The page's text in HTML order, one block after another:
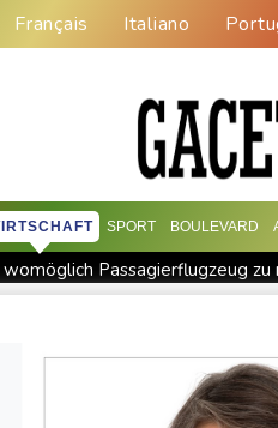
Français Italiano
SPORT BOULEVARD
Passagierflugzeug zu
"uneingeschränkt" hinter
SpaceX-Rakete auf Mond